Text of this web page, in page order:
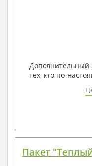
Дополнительный
тех, кто по-
Пакет